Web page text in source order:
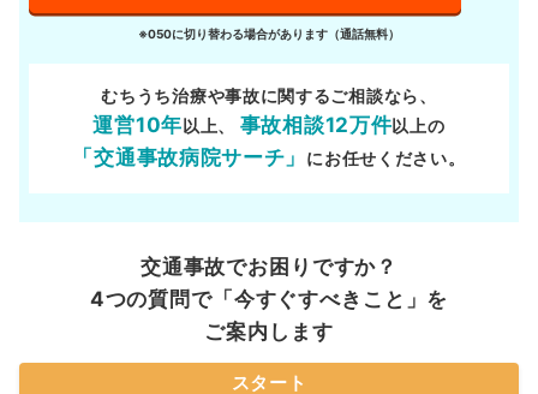
※050に切り替わる場合があります（通話無料）
むちうち治療や事故に関するご相談なら、
運営10年以上、 事故相談12万件以上の
「交通事故病院サーチ」 にお任せください。
交通事故でお困りですか？
4つの質問で「今すぐすべきこと」を
ご案内します
スタート